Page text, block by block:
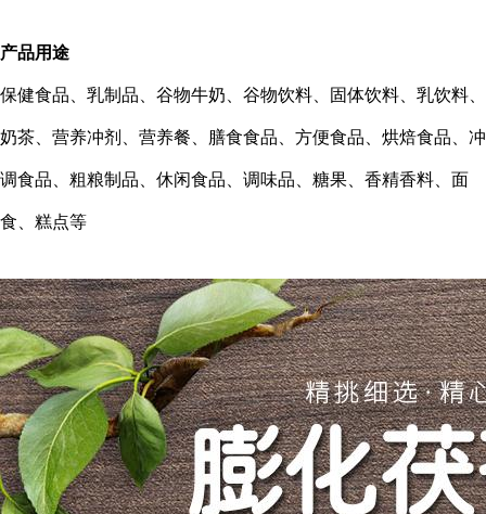
产品用途
保健食品、乳制品、谷物牛奶、谷物饮料、固体饮料、乳饮料、
奶茶、营养冲剂、营养餐、膳食食品、方便食品、烘焙食品、冲
调食品、粗粮制品、休闲食品、调味品、糖果、香精香料、面
食、糕点等